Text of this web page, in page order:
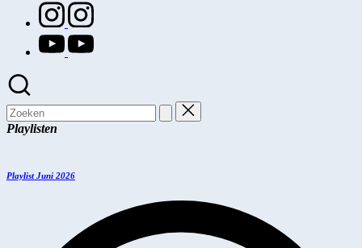
instagram.com
youtube.com
Zoeken
naar:
Playlisten
Playlist Juni 2026